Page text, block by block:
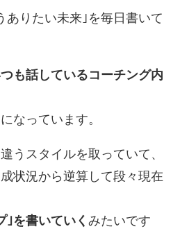
ありたい未来｣を毎日書いて
も話しているコーチング内
なっています。
うスタイルを取っていて、
状況から逆算して段々現在
｣を書いていく みたいです